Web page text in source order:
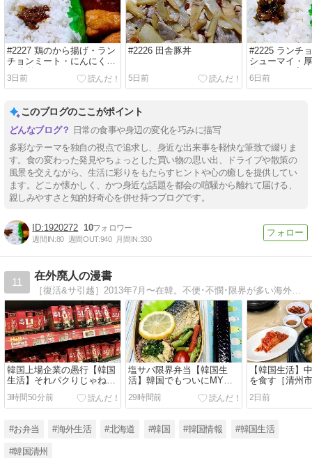
#2227 鶏のから揚げ・ラン
チョンミート・にんにく焼
き味噌
3日前
#2226 田舎豚丼
5日前
#2225 ランチ
シューマイ・
物・しらす入
6日前
このブログのここがポイント
日常の食事や身辺の変化を巧みに描写
多彩なテーマを独自の視点で追求し、身近な出来事を軽快な筆致で綴りま
す。食の変わった発見やちょっとした買い物の思い出、ドライブや散策の
風景を交えながら、生活に彩りをもたらすヒントや心の癒しを提供してい
ます。どこか懐かしく、かつ身近な話題を都会の喧騒から離れて届ける、
親しみやすさと知的好奇心を併せ持つブログです。
1920272 10
週間IN:80 週間OUT:940 月間IN:330
11
在外廃人の漫書
［復活&サ引越］2013年7月〜在韓。不便･不憫･限界が多い海外で弁当を作り続ける苦行の日々とガチリアルな韓国を火の玉豪速球に綴る。退屈なパクり都市ソウル(1)→ﾘｱﾙ北斗の拳な世界水原(8)→謎の都市清州(今ｺｺ)
韓国上場企業の愚行【韓国
生活】それパクりじゃねー
の？
3時間50分前
塩サバ限界弁当【韓国生
活】韓国でもついにMY調
味料サイズ
29時間前
【韓国生活】
を食す［清州
35℃］
2日前
#お弁当 #海外生活 #北海道 #韓国 #韓国情報 #韓国生活
#韓国清州